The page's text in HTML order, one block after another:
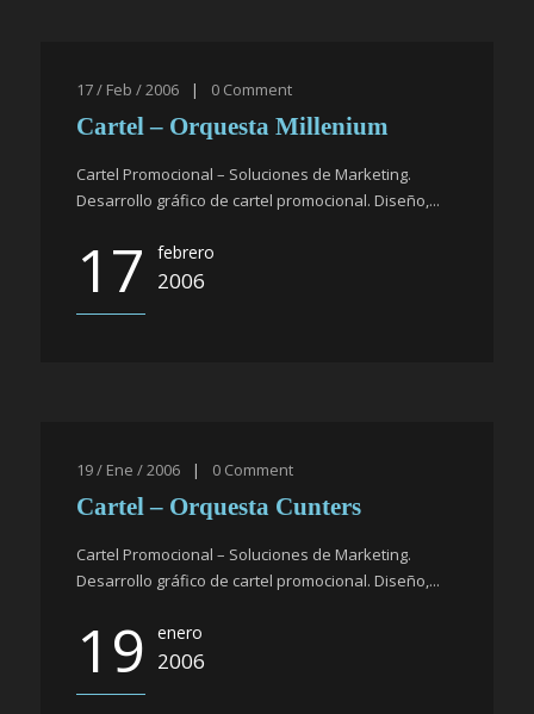
17 / Feb / 2006 | 0 Comment
Cartel – Orquesta Millenium
Cartel Promocional – Soluciones de Marketing.
Desarrollo gráfico de cartel promocional. Diseño,...
17 febrero
2006
19 / Ene / 2006 | 0 Comment
Cartel – Orquesta Cunters
Cartel Promocional – Soluciones de Marketing.
Desarrollo gráfico de cartel promocional. Diseño,...
19 enero
2006